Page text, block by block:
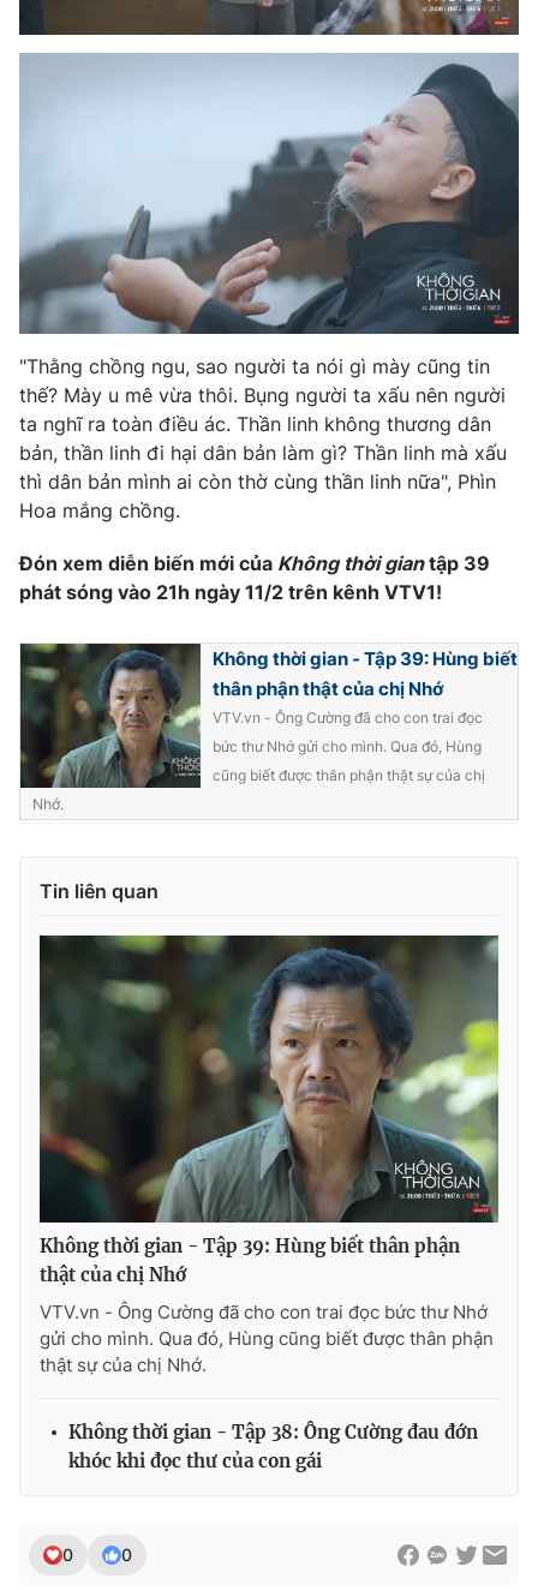
"Thằng chồng ngu, sao người ta nói gì mày cũng tin
thế? Mày u mê vừa thôi. Bụng người ta xấu nên người
ta nghĩ ra toàn điều ác. Thần linh không thương dân
bản, thần linh đi hại dân bản làm gì? Thần linh mà xấu
thì dân bản mình ai còn thờ cùng thần linh nữa", Phìn
Hoa mắng chồng.
Đón xem diễn biến mới của Không thời giantập 39
phát sóng vào 21h ngày 11/2 trên kênh VTV1!
Không thời gian - Tập 39: Hùng biết
thân phận thật của chị Nhớ
VTV.vn - Ông Cường đã cho con trai đọc
bức thư Nhớ gửi cho mình. Qua đó, Hùng
cũng biết được thân phận thật sự của chị
Nhớ.
Tin liên quan
Không thời gian - Tập 39: Hùng biết thân phận
thật của chị Nhớ
VTV.vn - Ông Cường đã cho con trai đọc bức thư Nhớ
gửi cho mình. Qua đó, Hùng cũng biết được thân phận
thật sự của chị Nhớ.
Không thời gian - Tập 38: Ông Cường đau đớn
khóc khi đọc thư của con gái
0 0